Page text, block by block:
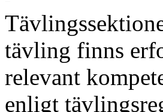
tävling finns
relevant
enligt